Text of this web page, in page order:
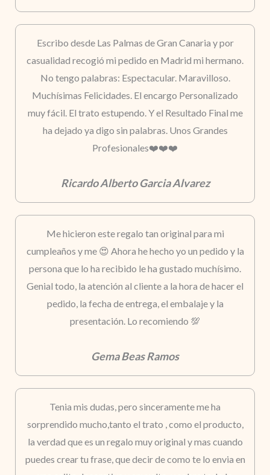
Escribo desde Las Palmas de Gran Canaria y por
casualidad recogió mi pedido en Madrid mi hermano.
No tengo palabras: Espectacular. Maravilloso.
Muchísimas Felicidades. El encargo Personalizado
muy fácil. El trato estupendo. Y el Resultado Final me
ha dejado ya digo sin palabras. Unos Grandes
Profesionales❤️❤️❤️
Ricardo Alberto Garcia Alvarez
Me hicieron este regalo tan original para mi
cumpleaños y me 😍 Ahora he hecho yo un pedido y la
persona que lo ha recibido le ha gustado muchísimo.
Genial todo, la atención al cliente a la hora de hacer el
pedido, la fecha de entrega, el embalaje y la
presentación. Lo recomiendo 💯
Gema Beas Ramos
Tenia mis dudas, pero sinceramente me ha
sorprendido mucho,tanto el trato , como el producto,
la verdad que es un regalo muy original y mas cuando
puedes crear tu frase, que decir de como te lo envia en